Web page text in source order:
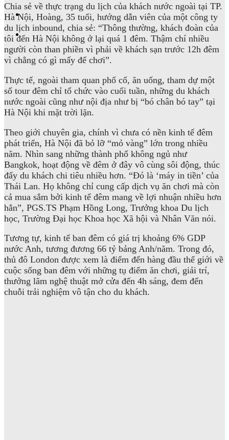
Chia sẻ về thực trạng du lịch của khách nước ngoài tại TP.
Hà Nội, Hoàng, 35 tuổi, hướng dẫn viên của một công ty
du lịch inbound, chia sẻ: “Thông thường, khách đoàn của
tôi đến Hà Nội không ở lại quá 1 đêm. Thậm chí nhiều
người còn than phiền vì phải về khách sạn trước 12h đêm
vì chẳng có gì mấy để chơi”.
Thực tế, ngoài tham quan phố cổ, ăn uống, tham dự một
số tour đêm chỉ tổ chức vào cuối tuần, những du khách
nước ngoài cũng như nội địa như bị “bó chân bó tay” tại
Hà Nội khi mặt trời lặn.
Theo giới chuyên gia, chính vì chưa có nền kinh tế đêm
phát triển, Hà Nội đã bỏ lỡ “mỏ vàng” lớn trong nhiều
năm. Nhìn sang những thành phố không ngủ như
Bangkok, hoạt động về đêm ở đây vô cùng sôi động, thúc
đẩy du khách chi tiêu nhiều hơn. “Đó là ‘máy in tiền’ của
Thái Lan. Họ không chỉ cung cấp dịch vụ ăn chơi mà còn
cả mua sắm bởi kinh tế đêm mang về lợi nhuận nhiều hơn
hẳn”, PGS.TS Phạm Hồng Long, Trưởng khoa Du lịch
học, Trường Đại học Khoa học Xã hội và Nhân Văn nói.
Tương tự, kinh tế ban đêm có giá trị khoảng 6% GDP
nước Anh, tương đương 66 tỷ bảng Anh/năm. Trong đó,
thủ đô London được xem là điểm đến hàng đầu thế giới về
cuộc sống ban đêm với những tụ điểm ăn chơi, giải trí,
thưởng lãm nghệ thuật mở cửa đến 4h sáng, đem đến
chuỗi trải nghiệm vô tận cho du khách.